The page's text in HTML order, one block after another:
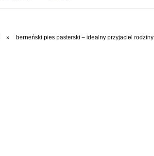
» berneński pies pasterski – idealny przyjaciel rodziny